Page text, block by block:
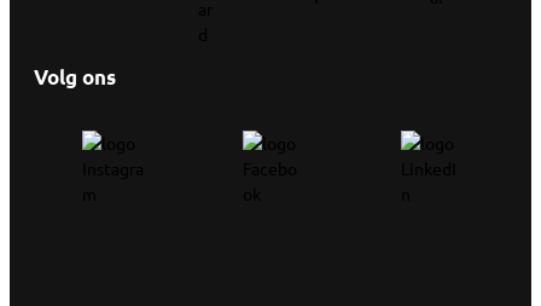
Volg ons